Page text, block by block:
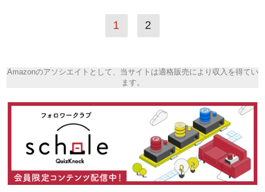
1 2
Amazonのアソシエイトとして、当サイトは適格販売により収入を得てい
ます。